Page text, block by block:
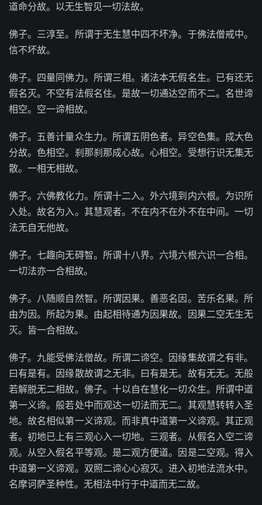
道命分故。以无生智见一切法故。
佛子。三淳至。所谓于无生慧中四不坏净。于佛法僧戒中。
信不坏故。
佛子。四量同佛力。所谓三相。诸法本无假名生。已有还无
假名灭。不空有法假名住。是故一切通达空而不二。名世谛
相空。空一谛相故。
佛子。五善计量众生力。所谓五阴色者。异空色集。成大色
分故。色相空。刹那刹那成心故。心相空。受想行识无集无
散。一相无相故。
佛子。六佛教化力。所谓十二入。外六境到内六根。为识所
入处。故名为入。其慧观者。不在内不在外不在中间。一切
法无自无他故。
佛子。七趣向无碍智。所谓十八界。六境六根六识一合相。
一切法亦一合相故。
佛子。八随顺自然智。所谓因果。善恶名因。苦乐名果。所
由为因。所起为果。由起相待通为因果故。因果二空无生无
灭。皆一合相故。
佛子。九能受佛法僧故。所谓二谛空。因缘集故谓之有非。
曰有是有。因缘散故谓之无非。曰有是无。故有无无。无般
若解脱无二相故。佛子。十以自在慧化一切众生。所谓中道
第一义谛。般若处中而观达一切法而无二。其观慧转转入圣
地。故名相似第一义谛观。而非真中道第一义谛观。其正观
者。初地已上有三观心入一切地。三观者。从假名入空二谛
观。从空入假名平等观。是二观方便道。因是二空观。得入
中道第一义谛观。双照二谛心心寂灭。进入初地法流水中。
名摩诃萨圣种性。无相法中行于中道而无二故。